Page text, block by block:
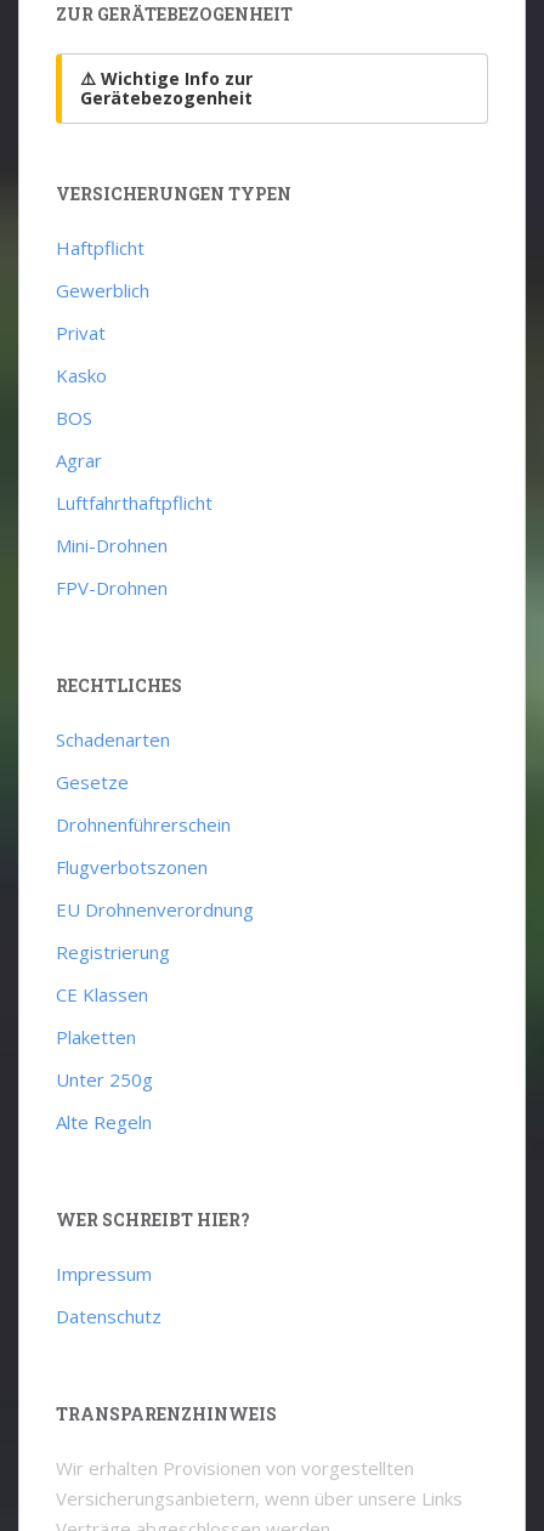
ZUR GERÄTEBEZOGENHEIT
⚠️ Wichtige Info zur
Gerätebezogenheit
VERSICHERUNGEN TYPEN
Haftpflicht
Gewerblich
Privat
Kasko
BOS
Agrar
Luftfahrthaftpflicht
Mini-Drohnen
FPV-Drohnen
RECHTLICHES
Schadenarten
Gesetze
Drohnenführerschein
Flugverbotszonen
EU Drohnenverordnung
Registrierung
CE Klassen
Plaketten
Unter 250g
Alte Regeln
WER SCHREIBT HIER?
Impressum
Datenschutz
TRANSPARENZHINWEIS
Wir erhalten Provisionen von vorgestellten
Versicherungsanbietern, wenn über unsere Links